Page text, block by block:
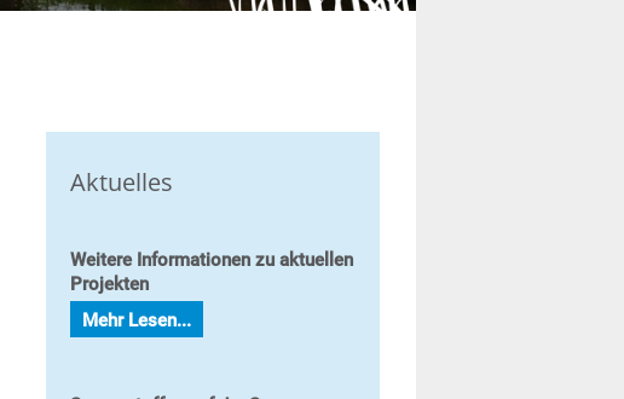
Aktuelles
Weitere Informationen zu aktuellen
Projekten
Mehr Lesen...